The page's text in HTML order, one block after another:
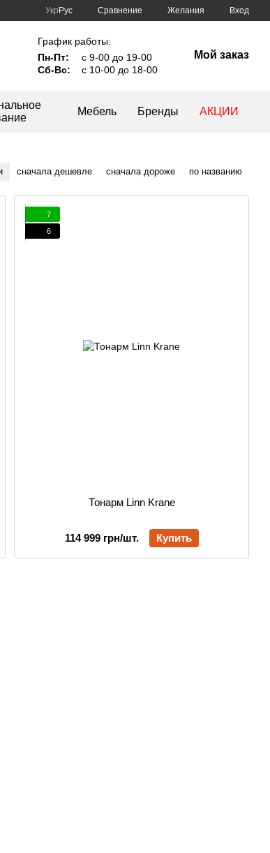
Укр Рус Сравнение Желания Вход
График работы:
Пн-Пт:
с 9-00 до 19-00
Сб-Вс:
с 10-00 до 18-00
Мой заказ
Мебель Бренды АКЦИИ
сначала дешевле сначала дороже по названию
7
6
Тонарм Linn Krane
114 999 грн/шт. Купить